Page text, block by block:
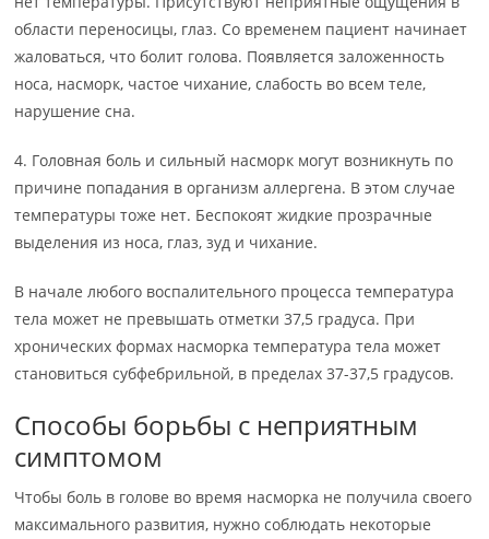
области переносицы, глаз. Со временем пациент начинает
жаловаться, что болит голова. Появляется заложенность
носа, насморк, частое чихание, слабость во всем теле,
нарушение сна.
4. Головная боль и сильный насморк могут возникнуть по
причине попадания в организм аллергена. В этом случае
температуры тоже нет. Беспокоят жидкие прозрачные
выделения из носа, глаз, зуд и чихание.
В начале любого воспалительного процесса температура
тела может не превышать отметки 37,5 градуса. При
хронических формах насморка температура тела может
становиться субфебрильной, в пределах 37-37,5 градусов.
Способы борьбы с неприятным
симптомом
Чтобы боль в голове во время насморка не получила своего
максимального развития, нужно соблюдать некоторые